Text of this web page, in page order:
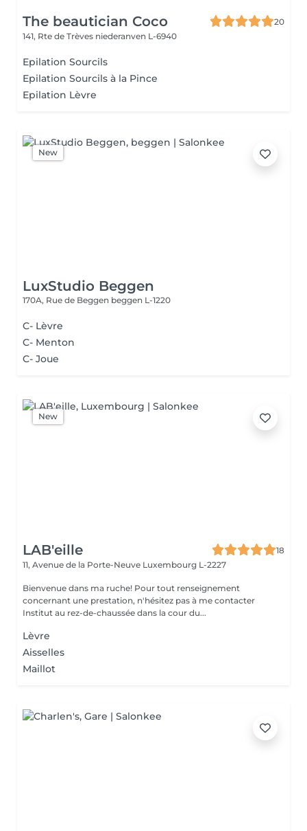
The beautician Coco
20
141, Rte de Trèves niederanven L-6940
Epilation Sourcils
Epilation Sourcils à la Pince
Epilation Lèvre
New
LuxStudio Beggen
170A, Rue de Beggen beggen L-1220
C- Lèvre
C- Menton
C- Joue
New
LAB'eille
18
11, Avenue de la Porte-Neuve Luxembourg L-2227
Bienvenue dans ma ruche! Pour tout renseignement
concernant une prestation, n'hésitez pas à me contacter
Institut au rez-de-chaussée dans la cour du...
Lèvre
Aisselles
Maillot